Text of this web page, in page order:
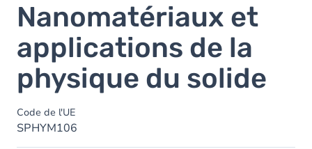
Nanomatériaux et
applications de la
physique du solide
Code de l'UE
SPHYM106